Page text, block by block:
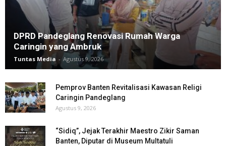
DPRD Pandeglang Renovasi Rumah Warga
Caringin yang Ambruk
Tuntas Media - Agustus 9, 2026
Pemprov Banten Revitalisasi Kawasan Religi
Caringin Pandeglang
Agustus 9, 2026
“Sidiq”, Jejak Terakhir Maestro Zikir Saman
Banten, Diputar di Museum Multatuli